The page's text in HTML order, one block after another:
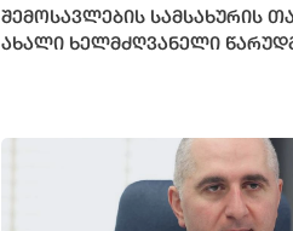
შემოსავლების სამსახურის
ახალი ხელმძღვანელი